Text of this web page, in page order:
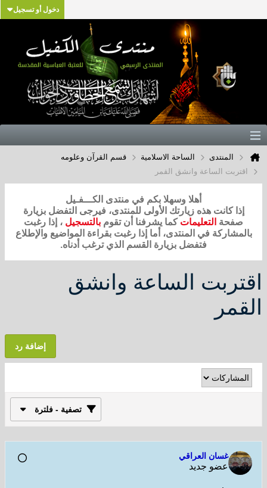
دخول أو تسجيل
المنتدى الساحة الاسلامية
قسم القرآن وعلومه
اقتربت الساعة وانشق القمر
أهلا وسهلا بكم في منتدى الكـــفـيل
إذا كانت هذه زيارتك الأولى للمنتدى، فيرجى التفضل بزيارة
صفحة التعليمات كما يشرفنا أن تقوم بالتسجيل ، إذا رغبت
بالمشاركة في المنتدى، أما إذا رغبت بقراءة المواضيع والإطلاع
فتفضل بزيارة القسم الذي ترغب أدناه.
اقتربت الساعة وانشق
القمر
إضافة رد
تصفية - فلترة
غسان العراقي
عضو جديد